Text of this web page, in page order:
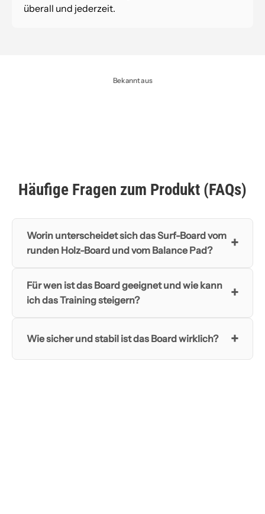
überall und jederzeit.
Bekannt aus
Häufige Fragen zum Produkt (FAQs)
Worin unterscheidet sich das Surf-Board vom
runden Holz-Board und vom Balance Pad?
+
Für wen ist das Board geeignet und wie kann
ich das Training steigern?
+
Wie sicher und stabil ist das Board wirklich? +